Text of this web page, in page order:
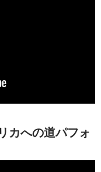
カへの道パフォ